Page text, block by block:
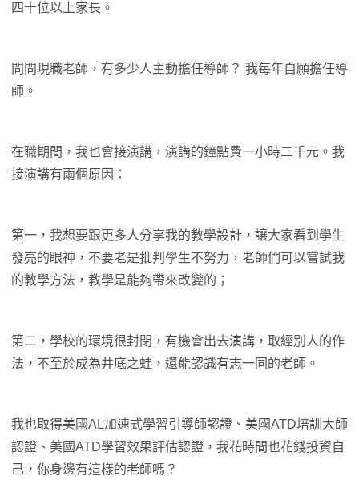
四十位以上家長。
問問現職老師，有多少人主動擔任導師？ 我每年自願擔任導
師。
在職期間，我也會接演講，演講的鐘點費一小時二千元。我
接演講有兩個原因：
第一，我想要跟更多人分享我的教學設計，讓大家看到學生
發亮的眼神，不要老是批判學生不努力，老師們可以嘗試我
的教學方法，教學是能夠帶來改變的；
第二，學校的環境很封閉，有機會出去演講，取經別人的作
法，不至於成為井底之蛙，還能認識有志一同的老師。
我也取得美國AL加速式學習引導師認證、美國ATD培訓大師
認證、美國ATD學習效果評估認證，我花時間也花錢投資自
己，你身邊有這樣的老師嗎？